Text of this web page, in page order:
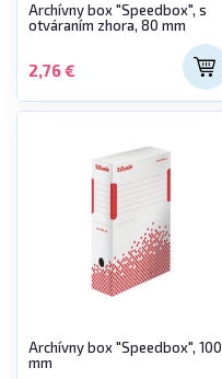
Archívny box "Speedbox", s
otváraním zhora, 80 mm
2,76 €
Archívny box "Speedbox", 100
mm